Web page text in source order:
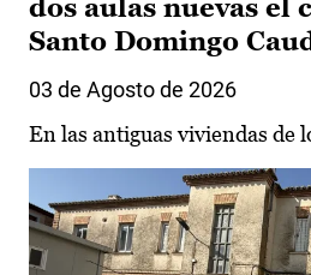
dos aulas nuevas el
Santo Domingo
03 de Agosto de 2026
En las antiguas viviendas de